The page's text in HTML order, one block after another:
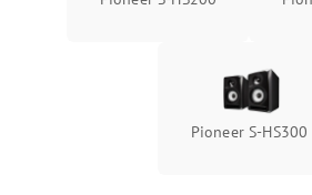
Pioneer S-HS300